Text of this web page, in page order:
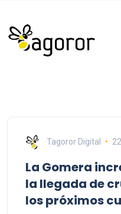
Tagoror Digital
La Gomera
la llegada de
los próximos